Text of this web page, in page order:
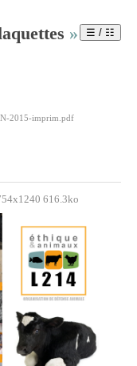
»
2015-imprim.pdf
616.3ko
☰ / ☷